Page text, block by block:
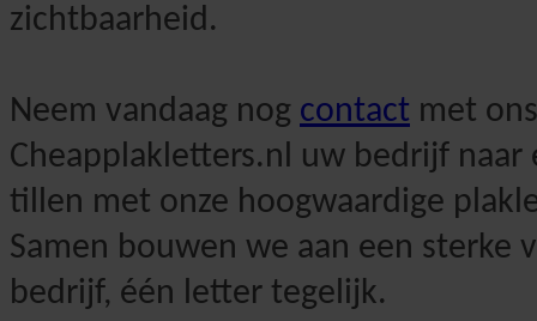
zichtbaarheid.
Neem vandaag nog contact met
Cheapplakletters.nl uw bedrijf naar
tillen met onze hoogwaardige
Samen bouwen we aan een
bedrijf, één letter tegelijk.